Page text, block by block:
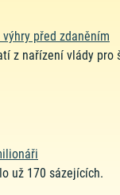
před zdaněním
z nařízení vlády pro
už 170 sázejících.